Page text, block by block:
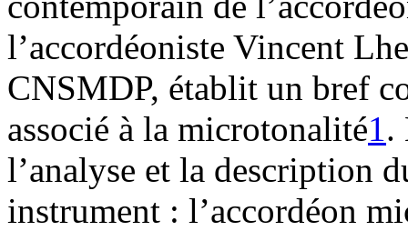
l’accordéoniste Vincent
CNSMDP, établit un bref
associé à la microtonalité1.
l’analyse et la description
instrument : l’accordéon